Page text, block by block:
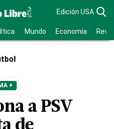
Edición USA
Mundo Economía
+
a PSV